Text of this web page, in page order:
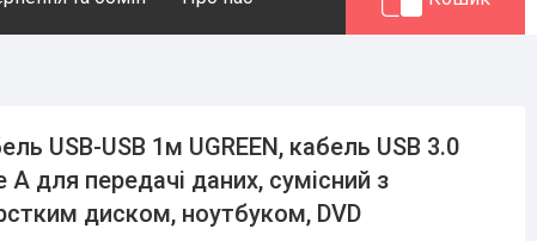
USB-USB 1м UGREEN, кабель USB 3.0
A для передачі даних, сумісний з
диском, ноутбуком, DVD